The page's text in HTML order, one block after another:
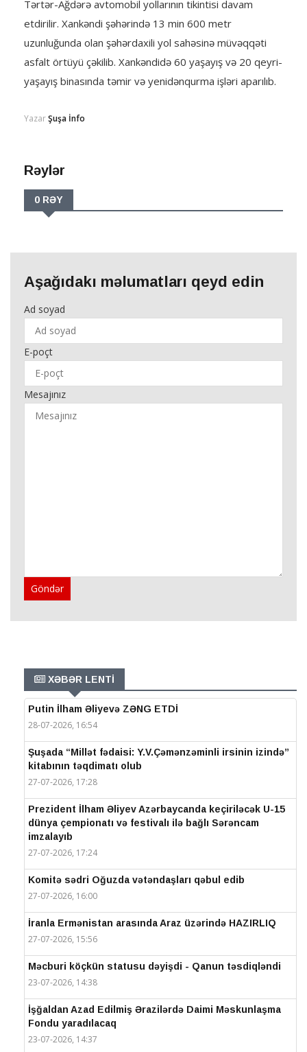
Tərtər-Ağdərə avtomobil yollarının tikintisi davam
etdirilir. Xankəndi şəhərində 13 min 600 metr
uzunluğunda olan şəhərdaxili yol sahəsinə müvəqqəti
asfalt örtüyü çəkilib. Xankəndidə 60 yaşayış və 20 qeyri-
yaşayış binasında təmir və yenidənqurma işləri aparılıb.
YazarŞuşa İnfo
Rəylər
0 RƏY
Aşağıdakı məlumatları qeyd edin
Ad soyad
E-poçt
Mesajınız
Göndər
XƏBƏR LENTİ
Putin İlham Əliyevə ZƏNG ETDİ
28-07-2026, 16:54
Şuşada “Millət fədaisi: Y.V.Çəmənzəminli irsinin izində”
kitabının təqdimatı olub
27-07-2026, 17:28
Prezident İlham Əliyev Azərbaycanda keçiriləcək U-15
dünya çempionatı və festivalı ilə bağlı Sərəncam
imzalayıb
27-07-2026, 17:24
Komitə sədri Oğuzda vətəndaşları qəbul edib
27-07-2026, 16:00
İranla Ermənistan arasında Araz üzərində HAZIRLIQ
27-07-2026, 15:56
Məcburi köçkün statusu dəyişdi - Qanun təsdiqləndi
23-07-2026, 14:38
İşğaldan Azad Edilmiş Ərazilərdə Daimi Məskunlaşma
Fondu yaradılacaq
23-07-2026, 14:37